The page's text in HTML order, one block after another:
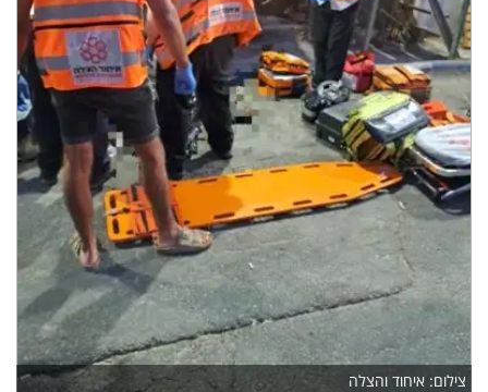
צילום: איחוד והצלה